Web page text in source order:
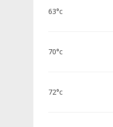
63°c
70°c
72°c